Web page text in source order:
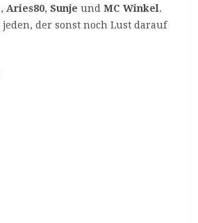
, Aries80, Sunje und MC Winkel.
der sonst noch Lust darauf